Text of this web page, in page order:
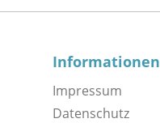
Informationen
Impressum
Datenschutz